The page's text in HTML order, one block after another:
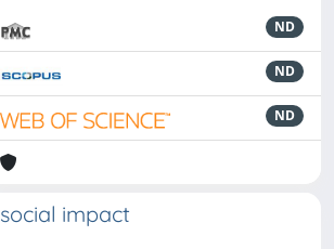
ND
ND
ND
social impact